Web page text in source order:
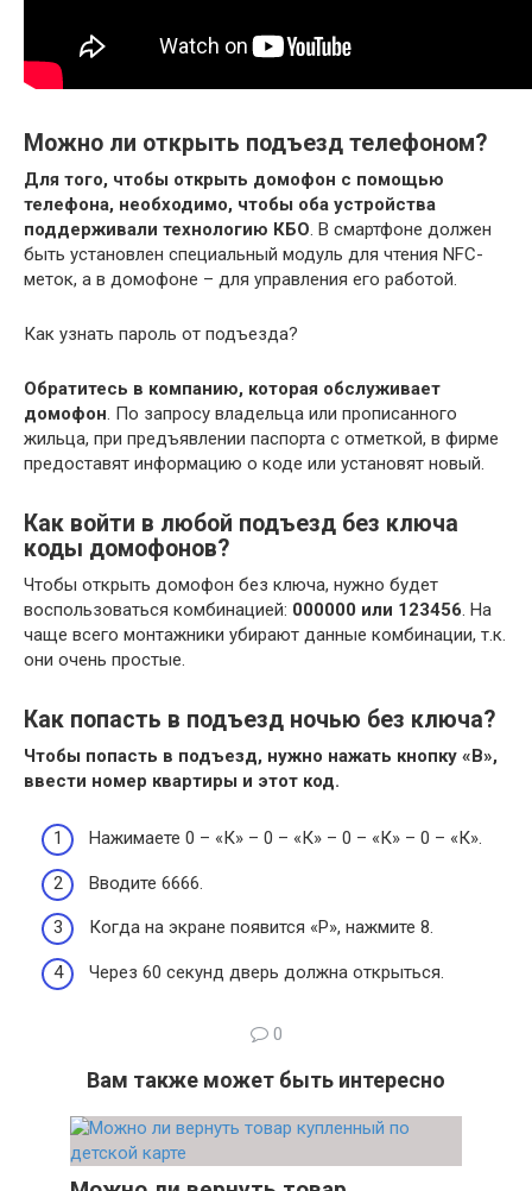
Можно ли открыть подъезд телефоном?
Для того, чтобы открыть домофон с помощью
телефона, необходимо, чтобы оба устройства
поддерживали технологию КБО. В смартфоне должен
быть установлен специальный модуль для чтения NFC-
меток, а в домофоне – для управления его работой.
Как узнать пароль от подъезда?
Обратитесь в компанию, которая обслуживает
домофон. По запросу владельца или прописанного
жильца, при предъявлении паспорта с отметкой, в фирме
предоставят информацию о коде или установят новый.
Как войти в любой подъезд без ключа
коды домофонов?
Чтобы открыть домофон без ключа, нужно будет
воспользоваться комбинацией: 000000 или 123456. На
чаще всего монтажники убирают данные комбинации, т.к.
они очень простые.
Как попасть в подъезд ночью без ключа?
Чтобы попасть в подъезд, нужно нажать кнопку «В»,
ввести номер квартиры и этот код.
Нажимаете 0 – «К» – 0 – «К» – 0 – «К» – 0 – «К».
Вводите 6666.
Когда на экране появится «Р», нажмите 8.
Через 60 секунд дверь должна открыться.
0
Вам также может быть интересно